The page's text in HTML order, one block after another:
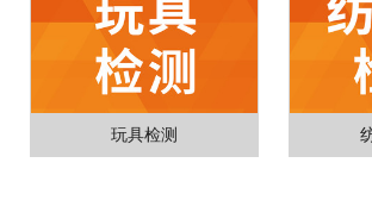
玩具检测